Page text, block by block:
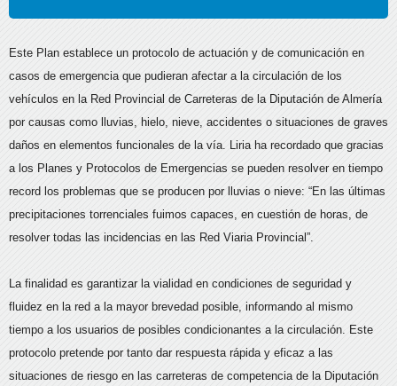
Este Plan establece un protocolo de actuación y de comunicación en
casos de emergencia que pudieran afectar a la circulación de los
vehículos en la Red Provincial de Carreteras de la Diputación de Almería
por causas como lluvias, hielo, nieve, accidentes o situaciones de graves
daños en elementos funcionales de la vía. Liria ha recordado que gracias
a los Planes y Protocolos de Emergencias se pueden resolver en tiempo
record los problemas que se producen por lluvias o nieve: “En las últimas
precipitaciones torrenciales fuimos capaces, en cuestión de horas, de
resolver todas las incidencias en las Red Viaria Provincial”.
La finalidad es garantizar la vialidad en condiciones de seguridad y
fluidez en la red a la mayor brevedad posible, informando al mismo
tiempo a los usuarios de posibles condicionantes a la circulación. Este
protocolo pretende por tanto dar respuesta rápida y eficaz a las
situaciones de riesgo en las carreteras de competencia de la Diputación